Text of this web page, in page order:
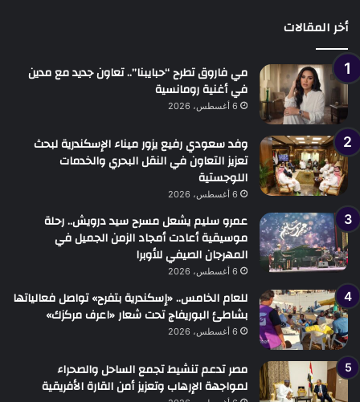
أخر المقالات
مي فاروق تطرح “حبايبنا”.. تعاون جديد مع مدين
في أغنية رومانسية
6 أغسطس، 2026
وفد سعودي رفيع يزور ميناء الإسكندرية لبحث
تعزيز التعاون في النقل البحري والخدمات
اللوجستية
6 أغسطس، 2026
عمرو سليم يشعل مسرح سيد درويش.. رحلة
موسيقية أعادت أمجاد الزمن الجميل في
المهرجان الصيفي للأوبرا
6 أغسطس، 2026
للعام الخامس.. «إسكندرية بتفرح» تواصل فعالياتها
بشاطئ البوريفاج تحت شعار «اعرف مركزك»
6 أغسطس، 2026
مصر تدعم تنشيط تجمع الساحل والصحراء
لمواجهة الإرهاب وتعزيز أمن القارة الأفريقية